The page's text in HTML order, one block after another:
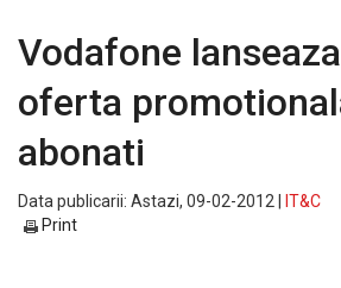
Vodafone
oferta
abonati
Data publicarii: Astazi, 09-02-2012 |
IT&C
Print